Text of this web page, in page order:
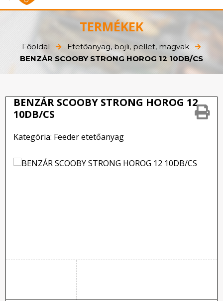
TERMÉKEK
Főoldal
Etetőanyag, bojli, pellet, magvak
BENZÁR SCOOBY STRONG HOROG 12 10DB/CS
BENZÁR SCOOBY STRONG HOROG 12
10DB/CS
Kategória: Feeder etetőanyag